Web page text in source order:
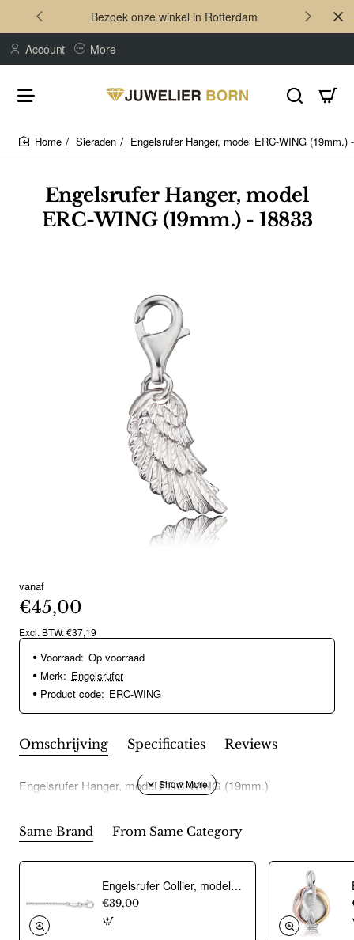
Bezoek onze winkel in Rotterdam
Account More
Engelsrufer Hanger, model
ERC-WING (19mm.) - 18833
Sieraden Engelsrufer Hanger, model ERC-WING (19mm.)
vanaf
€45,00
Excl. BTW: €37,19
Voorraad: Op voorraad
Merk: Engelsrufer
Product code: ERC-WING
Omschrijving Specificaties Reviews
Engelsrufer Hanger, model ERC-WING (19mm.)
Same Brand From Same Category
Engelsrufer Collier, model ERN-E (42cm) - 18792
€39,00